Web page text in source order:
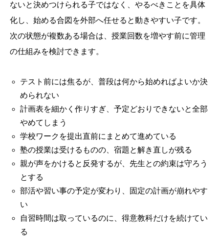
ないと決めつけられる子ではなく、やるべきことを具体
化し、始める合図を外部へ任せると動きやすい子です。
次の状態が複数ある場合は、授業回数を増やす前に管理
の仕組みを検討できます。
テスト前には焦るが、普段は何から始めればよいか決
められない
計画表を細かく作りすぎ、予定どおりできないと全部
やめてしまう
学校ワークを提出直前にまとめて進めている
塾の授業は受けるものの、宿題と解き直しが残る
親が声をかけると反発するが、先生との約束は守ろう
とする
部活や習い事の予定が変わり、固定の計画が崩れやす
い
自習時間は取っているのに、得意教科だけを続けてい
る